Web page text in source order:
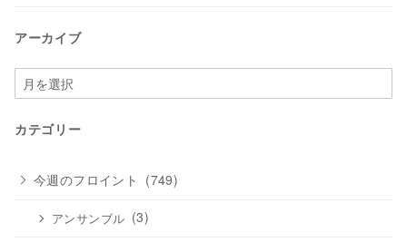
アーカイブ
ア
ー
イ
カテゴリー
今週のフロイント (749)
アンサンブル (3)